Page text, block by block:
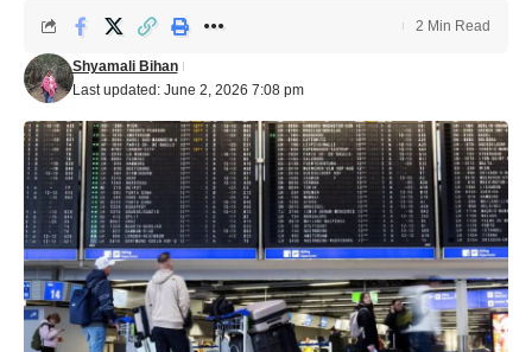
Last updated: June 2, 2026 7:08 pm
Shyamali Bihan
2 Min Read